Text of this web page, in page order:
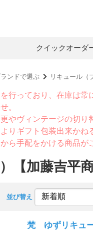
クイックオーダ
ンドで選ぶ リキュール（
行っており、在庫は常
。
やヴィンテージの切り
りギフト包装出来かね
ら手配をかける商品が
【加藤吉平
並び替え
梵 ゆずリキュ